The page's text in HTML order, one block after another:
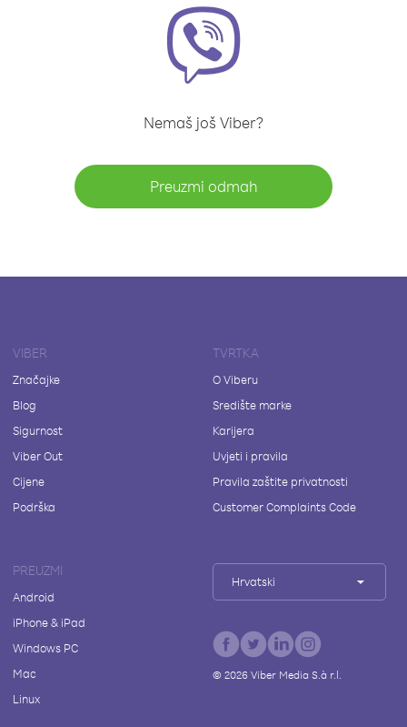
Nemaš još Viber?
Preuzmi odmah
VIBER
Značajke
Blog
Sigurnost
Viber Out
Cijene
Podrška
TVRTKA
O Viberu
Središte marke
Karijera
Uvjeti i pravila
Pravila zaštite privatnosti
Customer Complaints Code
PREUZMI
Android
iPhone & iPad
Windows PC
Mac
Linux
Hrvatski
© 2026Viber Media S.à r.l.